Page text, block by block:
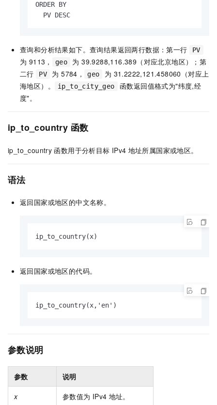
ORDER BY
  PV DESC
查询和分析结果如下。查询结果返回两行数据：第一行 PV
为 9113， geo
为 39.9288,116.389（对应北京地区）；第
二行
PV 为 5784， geo
为 31.2222,121.458060（对应上
海地区）。
ip_to_city_geo
函数返回值格式为"纬度,经
度"。
ip_to_country 函数
ip_to_country 函数用于分析目标 IPv4 地址所属国家或地区。
语法
返回国家或地区的中文名称。
ip_to_country(x)
返回国家或地区的代码。
ip_to_country(x,'en')
参数说明
参数 说明
x 参数值为 IPv4 地址。